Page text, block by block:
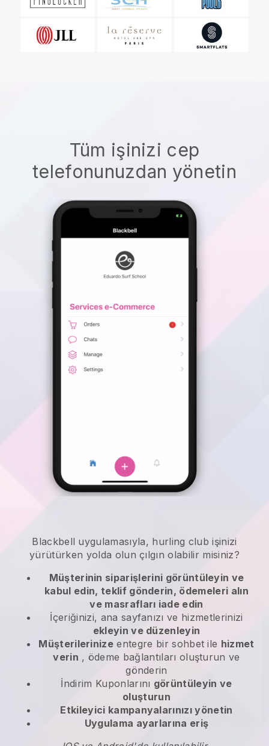
Tüm işinizi cep
telefonunuzdan yönetin
Blackbell uygulamasıyla, hurling club işinizi
yürütürken yolda olun çılgın olabilir misiniz?
Müşterinin siparişlerini görüntüleyin ve
kabul edin, teklif gönderin, ödemeleri alın
ve masrafları iade edin
İçeriğinizi, ana sayfanızı ve hizmetlerinizi
ekleyin ve düzenleyin
Müşterilerinize entegre bir sohbet ile hizmet
verin , ödeme bağlantıları oluşturun ve
gönderin
İndirim Kuponlarını görüntüleyin ve
oluşturun
Etkileyici kampanyalarınızı yönetin
Uygulama ayarlarına eriş